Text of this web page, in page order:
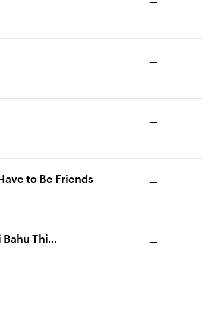
—
—
to Be Friends —
Bahu Thi... —